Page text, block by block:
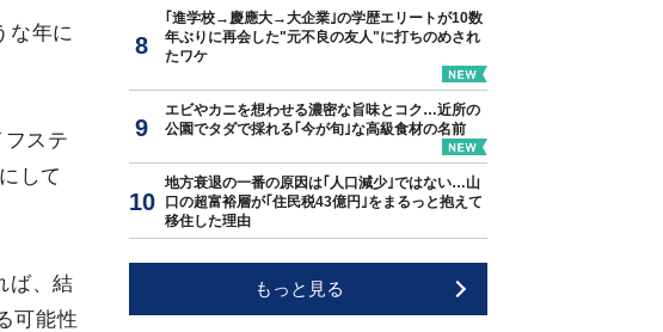
な年に
ステ
して
ば、結
可能性
｢進学校→慶應大→大企業｣の学歴エリートが10数
年ぶりに再会した"元不良の友人"に打ちのめされ
たワケ
エビやカニを想わせる濃密な旨味とコク…近所の
公園でタダで採れる｢今が旬｣な高級食材の名前
地方衰退の一番の原因は｢人口減少｣ではない…山
口の超富裕層が｢住民税43億円｣をまるっと抱えて
移住した理由
もっと見る